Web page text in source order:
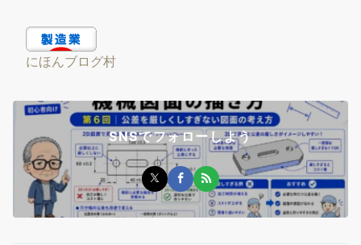
にほんブログ村
SNSでフォローしよう